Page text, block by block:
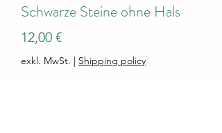
Schwarze Steine ohne Hals
12,00 €Preis
exkl. MwSt. | Shipping policy